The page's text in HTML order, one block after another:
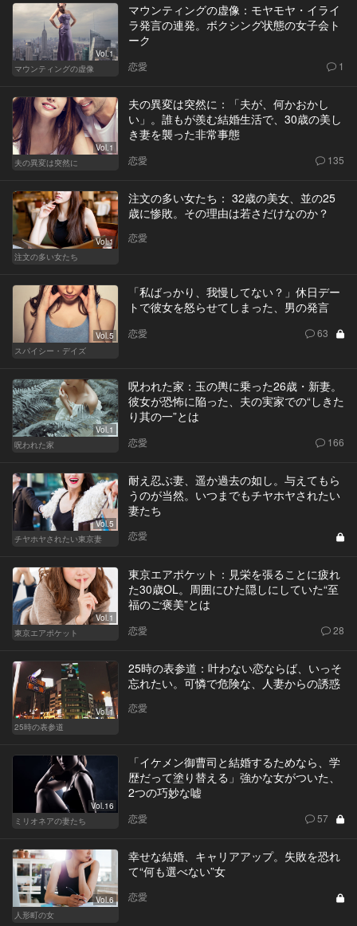
Vol.1
マウンティングの虚像
マウンティングの虚像：モヤモヤ・イライ
ラ発言の連発。ボクシング状態の女子会ト
ーク
恋愛 1
Vol.1
夫の異変は突然に
夫の異変は突然に：「夫が、何かおかし
い」。誰もが羨む結婚生活で、30歳の美し
き妻を襲った非常事態
恋愛 135
Vol.1
注文の多い女たち
注文の多い女たち： 32歳の美女、並の25
歳に惨敗。その理由は若さだけなのか？
恋愛
Vol.5
スパイシー・デイズ
「私ばっかり、我慢してない？」休日デー
トで彼女を怒らせてしまった、男の発言
恋愛 63
Vol.1
呪われた家
呪われた家：玉の輿に乗った26歳・新妻。
彼女が恐怖に陥った、夫の実家での“しきた
り其の一”とは
恋愛 166
Vol.5
チヤホヤされたい東京妻
耐え忍ぶ妻、遥か過去の如し。与えてもら
うのが当然。いつまでもチヤホヤされたい
妻たち
恋愛
Vol.1
東京エアポケット
東京エアポケット：見栄を張ることに疲れ
た30歳OL。周囲にひた隠しにしていた“至
福のご褒美”とは
恋愛 28
Vol.1
25時の表参道
25時の表参道：叶わない恋ならば、いっそ
忘れたい。可憐で危険な、人妻からの誘惑
恋愛
Vol.16
ミリオネアの妻たち
「イケメン御曹司と結婚するためなら、学
歴だって塗り替える」強かな女がついた、
2つの巧妙な嘘
恋愛 57
Vol.6
人形町の女
幸せな結婚、キャリアアップ。失敗を恐れ
て“何も選べない”女
恋愛